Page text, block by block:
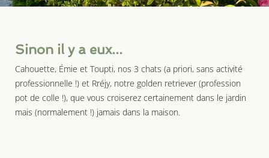
Sinon il y a eux...
Cahouette, Émie et Toupti, nos 3 chats (a priori, sans activité
professionnelle !) et Rréjy, notre golden retriever (profession
pot de colle !), que vous croiserez certainement dans le jardin